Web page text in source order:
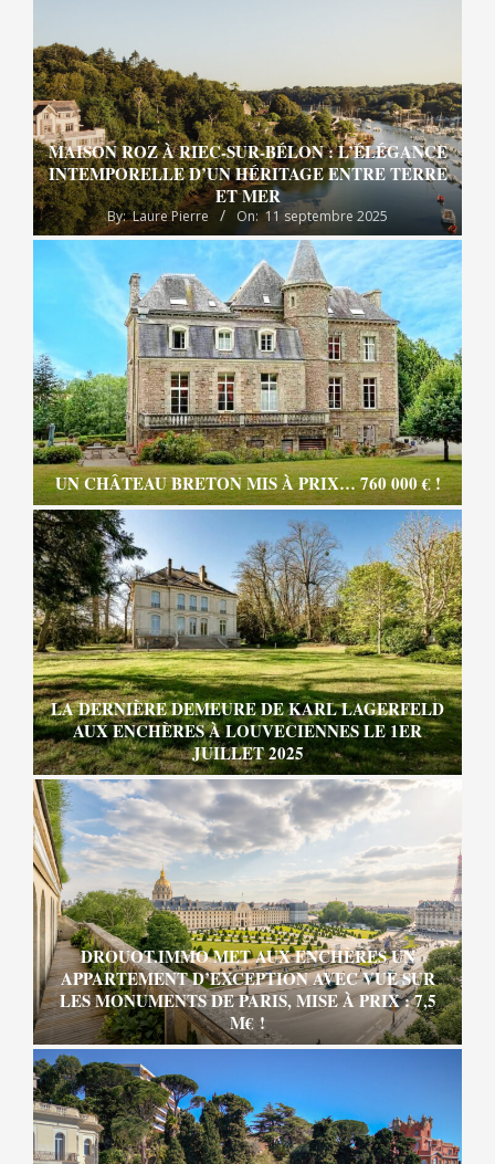
MAISON ROZ À RIEC-SUR-BÉLON : L’ÉLÉGANCE
INTEMPORELLE D’UN HÉRITAGE ENTRE TERRE
ET MER
By: Laure Pierre On: 11 septembre 2025
UN CHÂTEAU BRETON MIS À PRIX… 760 000 € !
LA DERNIÈRE DEMEURE DE KARL LAGERFELD
AUX ENCHÈRES À LOUVECIENNES LE 1ER
JUILLET 2025
DROUOT.IMMO MET AUX ENCHÈRES UN
APPARTEMENT D’EXCEPTION AVEC VUE SUR
LES MONUMENTS DE PARIS, MISE À PRIX : 7,5
M€ !